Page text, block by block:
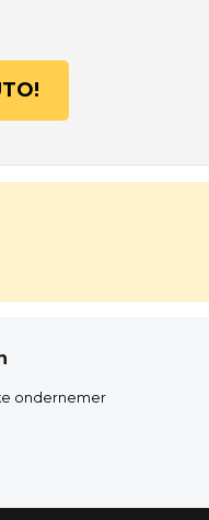
ondernemer